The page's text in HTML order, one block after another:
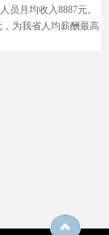
员月均收入8887元。
为我省人均薪酬最高